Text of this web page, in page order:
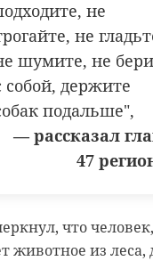
не
не
шумите, не
собой, держите
подальше",
— рассказал
47
что
животное из леса,